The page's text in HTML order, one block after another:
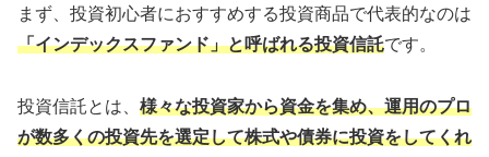
まず、投資初心者におすすめする投資商品で代表的なのは
「インデックスファンド」と呼ばれる投資信託です。
投資信託とは、 様々な投資家から資金を集め、運用のプロ
が数多くの投資先を選定して株式や債券に投資をしてくれ